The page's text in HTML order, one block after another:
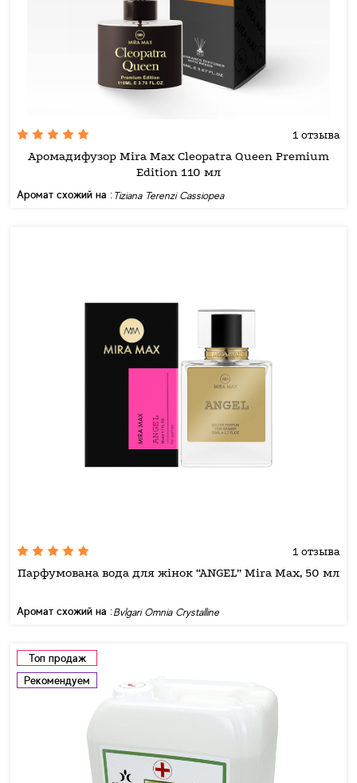
1 отзыва
Аромадифузор Mira Max Cleopatra Queen Premium
Edition 110 мл
Аромат схожий на : Tiziana Terenzi Cassiopea
1 отзыва
Парфумована вода для жінок “ANGEL” Mira Max, 50 мл
Аромат схожий на :Bvlgari Omnia Crystalline
Топ продаж
Рекомендуем